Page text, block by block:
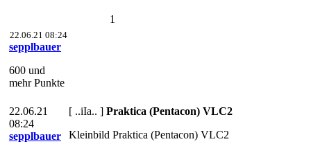
1
22.06.21 08:24
sepplbauer
600 und
mehr Punkte
22.06.21
08:24
sepplbauer
[ ..iIa.. ] Praktica (Pentacon) VLC2
Kleinbild Praktica (Pentacon) VLC2